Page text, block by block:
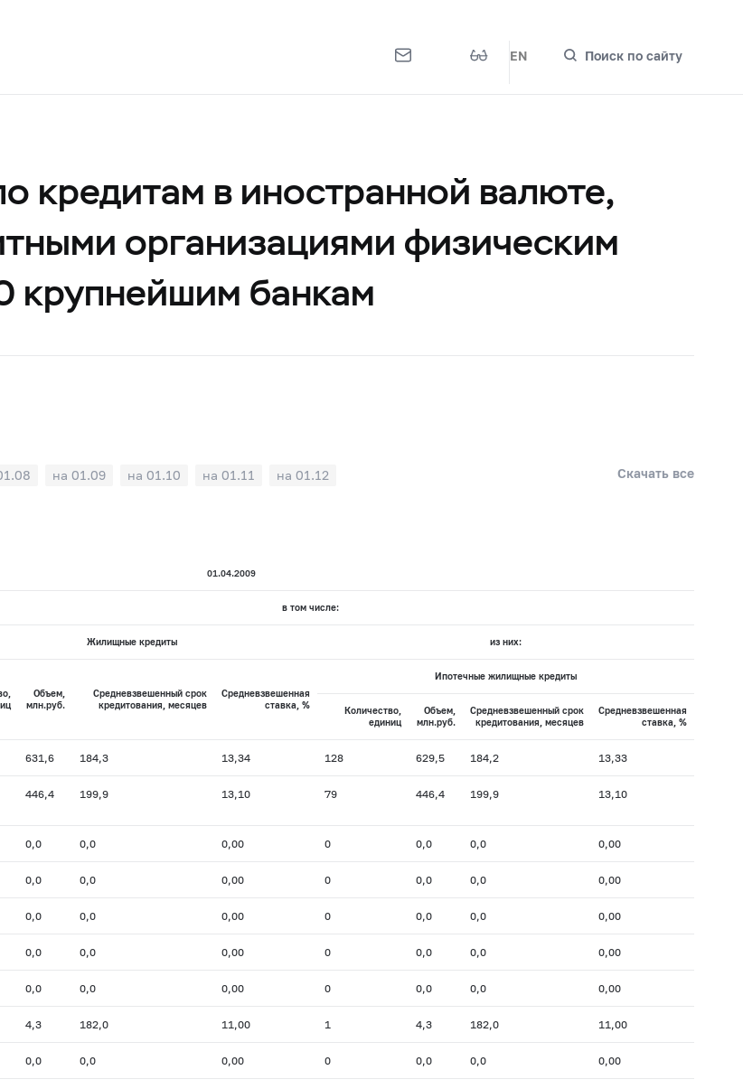
EN Поиск по сайту
кредитам в иностранной валюте,
организациями физическим
крупнейшим банкам
на 01.09 на 01.10 на 01.11 на 01.12 Скачать все
01.04.2009
в том числе:
Жилищные кредиты из них:
Объем,
млн.руб.
Средневзвешенный срок
кредитования, месяцев
Средневзвешенная
ставка, %
Ипотечные жилищные кредиты
Количество,
единиц
Объем,
млн.руб.
Средневзвешенный срок
кредитования, месяцев
Средневзвешенная
ставка, %
631,6 184,3 13,34 128 629,5 184,2 13,33
446,4 199,9 13,10 79 446,4 199,9 13,10
0,0 0,0 0,00 0 0,0 0,0 0,00
0,0 0,0 0,00 0 0,0 0,0 0,00
0,0 0,0 0,00 0 0,0 0,0 0,00
0,0 0,0 0,00 0 0,0 0,0 0,00
0,0 0,0 0,00 0 0,0 0,0 0,00
4,3 182,0 11,00 1 4,3 182,0 11,00
0,0 0,0 0,00 0 0,0 0,0 0,00